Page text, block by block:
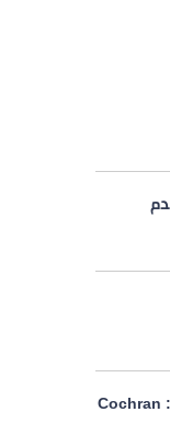
أيهما أفضل لحساب حجم العينة: Cochran